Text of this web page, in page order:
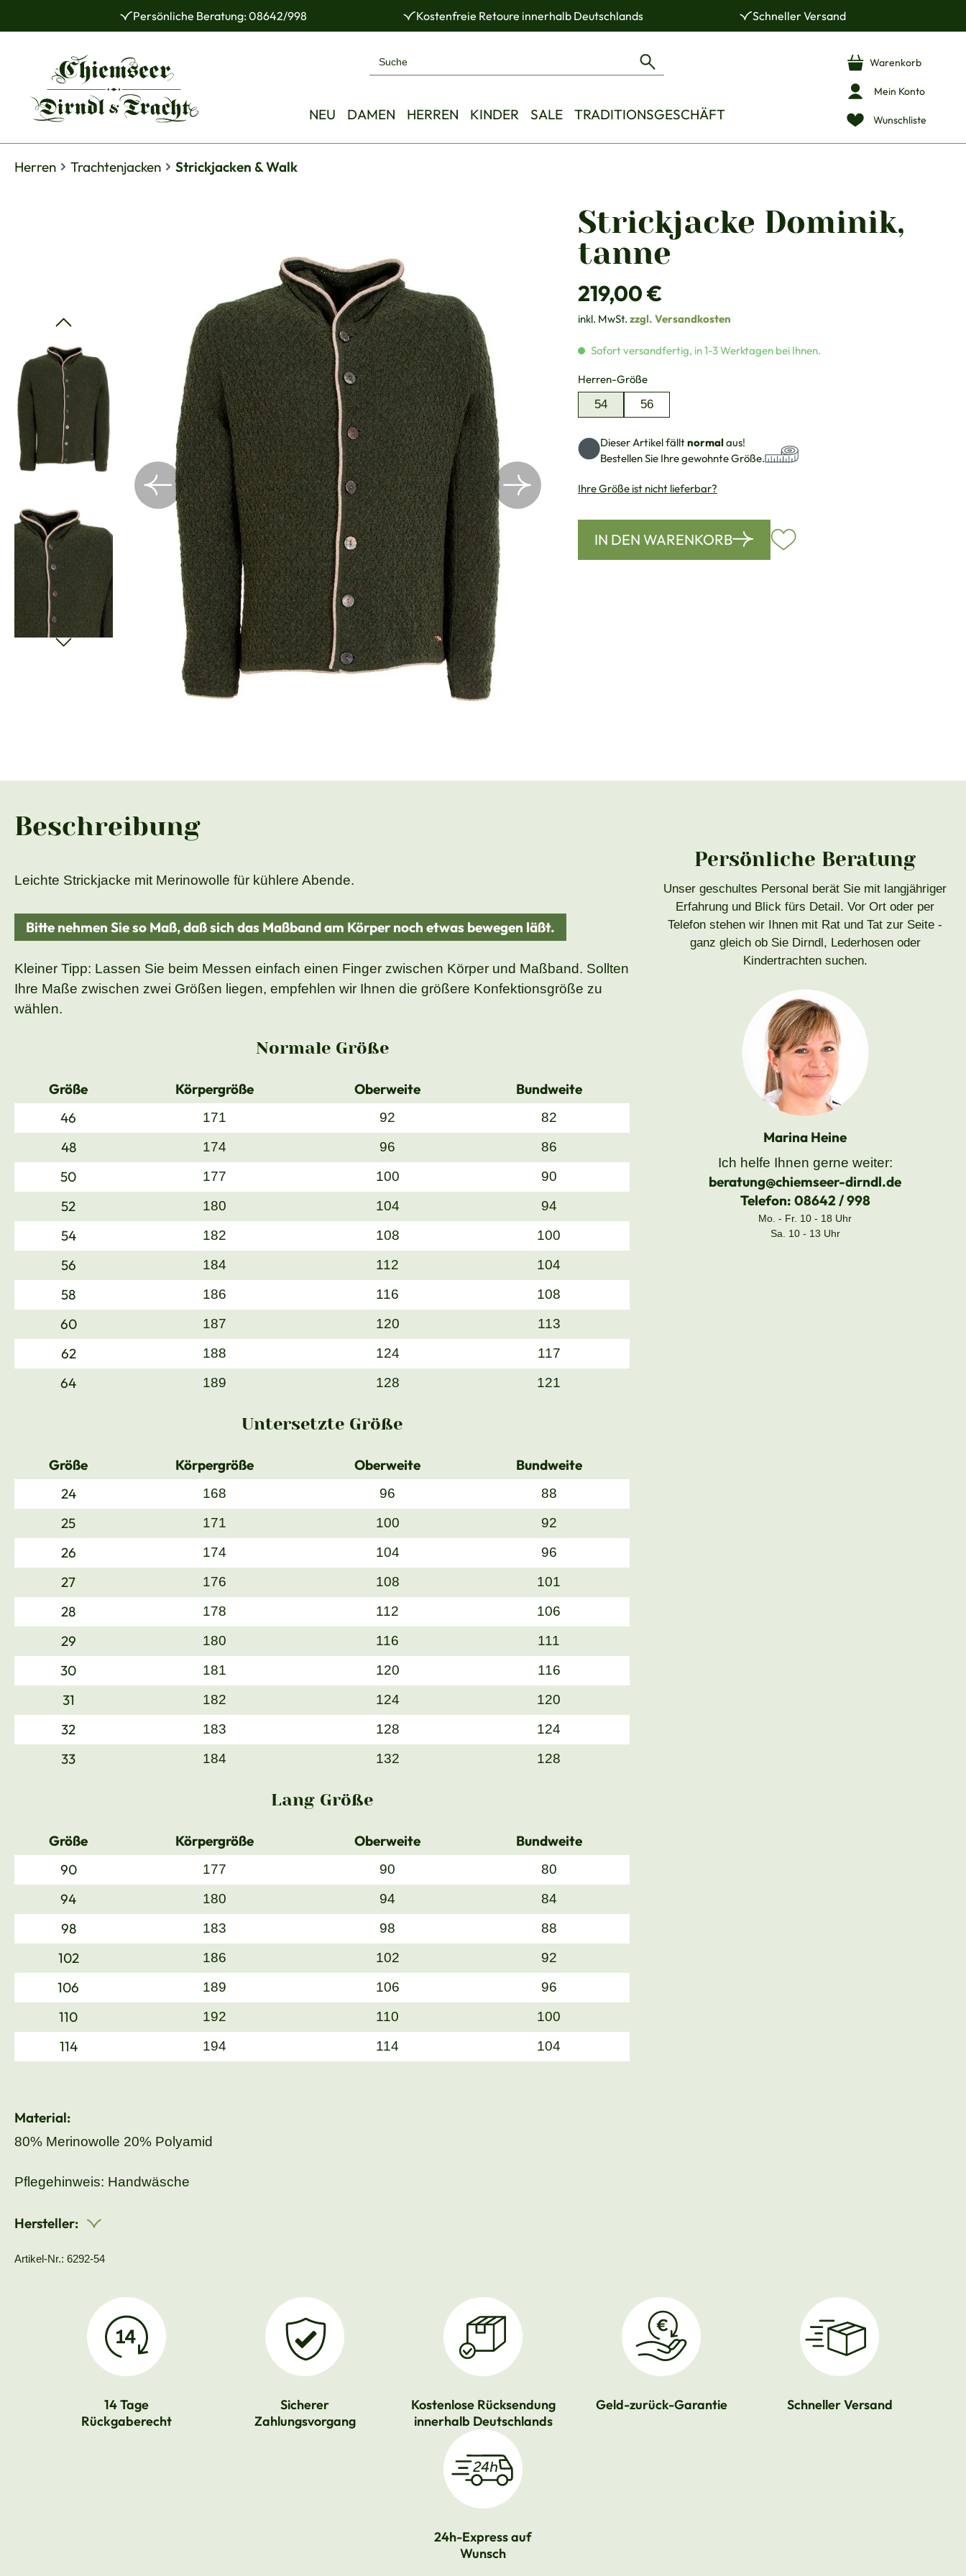
Hauptinhalt springen
Zur Hauptnavigation springenPersönliche Beratung: 08642/998 Kostenfreie Retoure innerhalb Deutschlands Schneller Versand
NEU DAMEN HERREN KINDER SALE TRADITIONSGESCHÄFT Wunschliste
Mein Konto
Warenkorb
Herren Trachtenjacken Strickjacken & Walk
Strickjacke Dominik,
tanne
Regulärer Preis:
219,00 €
inkl. MwSt. zzgl. Versandkosten
Sofort versandfertig, in 1-3 Werktagen bei Ihnen.
Herren-Größeauswählen
54
56
Dieser Artikel fälltnormalaus!
Bestellen Sie Ihre gewohnte Größe.
Ihre Größe ist nicht lieferbar?
IN DEN WARENKORB
Beschreibung
Leichte Strickjacke mit Merinowolle für kühlere Abende.
Bitte nehmen Sie so Maß, daß sich das Maßband am Körper noch etwas bewegen läßt.
Kleiner Tipp: Lassen Sie beim Messen einfach einen Finger zwischen Körper und Maßband. Sollten
Ihre Maße zwischen zwei Größen liegen, empfehlen wir Ihnen die größere Konfektionsgröße zu
wählen.
Normale Größe
Größe Körpergröße Oberweite
Bundweite
46
171 92 82
48 174 96 86
50 177 100 90
52 180 104 94
54 182 108 100
56 184 112 104
58 186 116 108
60 187 120 113
62 188 124 117
64 189 128 121
Untersetzte Größe
Größe Körpergröße Oberweite
Bundweite
24
168 96 88
25 171 100 92
26 174 104 96
27 176 108 101
28 178 112 106
29 180 116 111
30 181 120 116
31 182 124 120
32 183 128 124
33 184 132 128
Lang Größe
Größe Körpergröße Oberweite
Bundweite
90
177 90 80
94 180 94 84
98 183 98 88
102 186 102 92
106 189 106 96
110 192 110 100
114 194 114 104
Material:
80% Merinowolle 20% Polyamid
Pflegehinweis: Handwäsche
Hersteller:
Artikel-Nr.: 6292-54
Persönliche Beratung
Unser geschultes Personal berät Sie mit langjähriger
Erfahrung und Blick fürs Detail. Vor Ort oder per
Telefon stehen wir Ihnen mit Rat und Tat zur Seite -
ganz gleich ob Sie Dirndl, Lederhosen oder
Kindertrachten suchen.
Marina Heine
Ich helfe Ihnen gerne weiter:
beratung@chiemseer-dirndl.de
Telefon: 08642 / 998
Mo. - Fr. 10 - 18 Uhr
Sa. 10 - 13 Uhr
14 Tage
Rückgaberecht
Sicherer
Zahlungsvorgang
Kostenlose Rücksendung
innerhalb Deutschlands
Geld-zurück-Garantie Schneller Versand
24h-Express auf
Wunsch